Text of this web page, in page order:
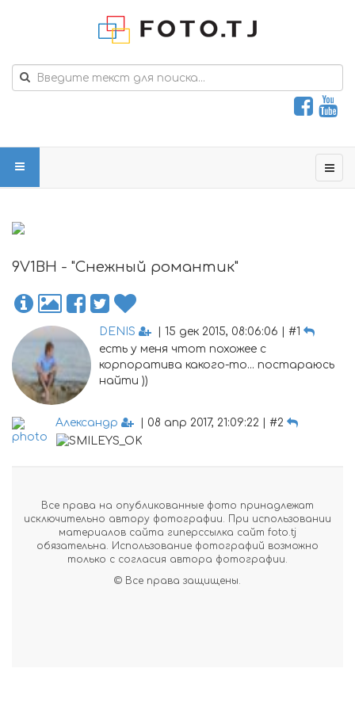
9V1BH - "Снежный романтик"
DENIS
| 15 дек 2015, 08:06:06 | #1
есть у меня чтот похожее с
корпоратива какого-то... постараюсь
найти ))
Александр | 08 апр 2017, 21:09:22 | #2
Все права на опубликованные фото принадлежат
исключительно автору фотографии. При использовании
материалов сайта гиперссылка сайт foto.tj
обязательна. Использование фотографий возможно
только с согласия автора фотографии.
© Все права защищены.